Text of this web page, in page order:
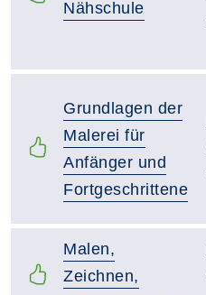
Nähschule
Grundlagen der
Malerei für
Anfänger und
Fortgeschrittene
Malen,
Zeichnen,